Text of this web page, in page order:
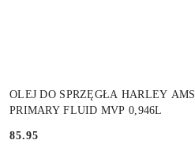
OLEJ DO SPRZĘGŁA HARLEY
PRIMARY FLUID MVP 0,946L
Cena:
85.95